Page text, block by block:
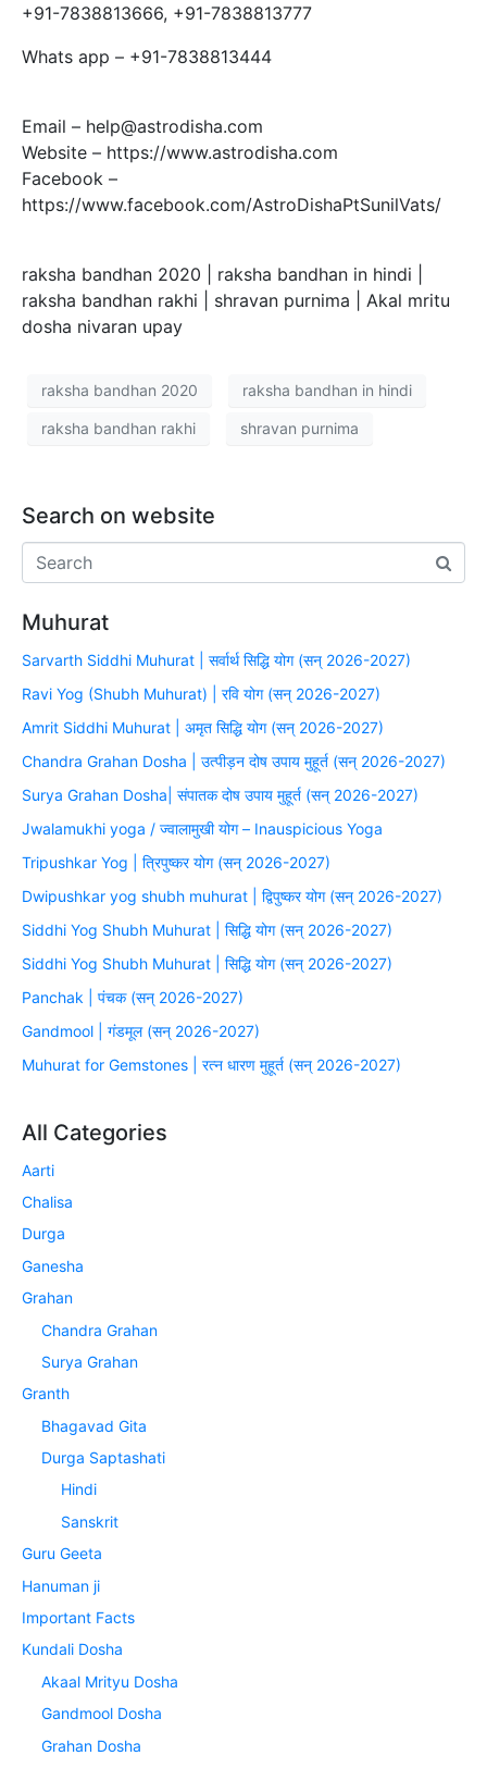
+91-7838813666, +91-7838813777
Whats app – +91-7838813444
Email – help@astrodisha.com
Website – https://www.astrodisha.com
Facebook –
https://www.facebook.com/AstroDishaPtSunilVats/
raksha bandhan 2020 | raksha bandhan in hindi |
raksha bandhan rakhi | shravan purnima | Akal mritu
dosha nivaran upay
raksha bandhan 2020 raksha bandhan in hindi
raksha bandhan rakhi shravan purnima
Search on website
Muhurat
Sarvarth Siddhi Muhurat | सर्वार्थ सिद्धि योग (सन् 2026-2027)
Ravi Yog (Shubh Muhurat) | रवि योग (सन् 2026-2027)
Amrit Siddhi Muhurat | अमृत सिद्धि योग (सन् 2026-2027)
Chandra Grahan Dosha | उत्पीड़न दोष उपाय मुहूर्त (सन् 2026-2027)
Surya Grahan Dosha| संपातक दोष उपाय मुहूर्त (सन् 2026-2027)
Jwalamukhi yoga / ज्वालामुखी योग – Inauspicious Yoga
Tripushkar Yog | त्रिपुष्कर योग (सन् 2026-2027)
Dwipushkar yog shubh muhurat | द्विपुष्कर योग (सन् 2026-2027)
Siddhi Yog Shubh Muhurat | सिद्धि योग (सन् 2026-2027)
Siddhi Yog Shubh Muhurat | सिद्धि योग (सन् 2026-2027)
Panchak | पंचक (सन् 2026-2027)
Gandmool | गंडमूल (सन् 2026-2027)
Muhurat for Gemstones | रत्न धारण मुहूर्त (सन् 2026-2027)
All Categories
Aarti
Chalisa
Durga
Ganesha
Grahan
Chandra Grahan
Surya Grahan
Granth
Bhagavad Gita
Durga Saptashati
Hindi
Sanskrit
Guru Geeta
Hanuman ji
Important Facts
Kundali Dosha
Akaal Mrityu Dosha
Gandmool Dosha
Grahan Dosha